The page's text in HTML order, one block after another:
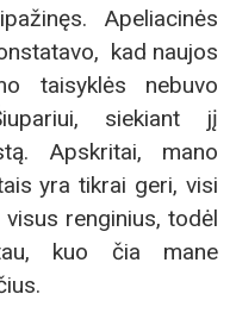
Apeliacinės
kad naujos
taisyklės nebuvo
siekiant jį
Apskritai, mano
yra tikrai geri, visi
renginius, todėl
kuo čia mane